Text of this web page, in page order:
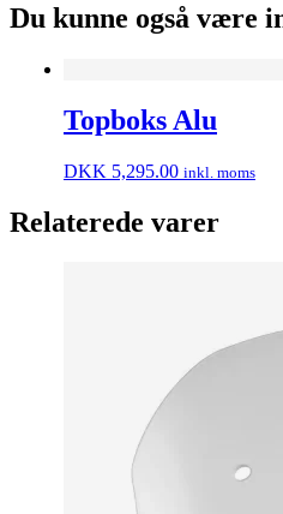
Du kunne også være
Topboks Alu
DKK 5,295.00 inkl. moms
Relaterede varer